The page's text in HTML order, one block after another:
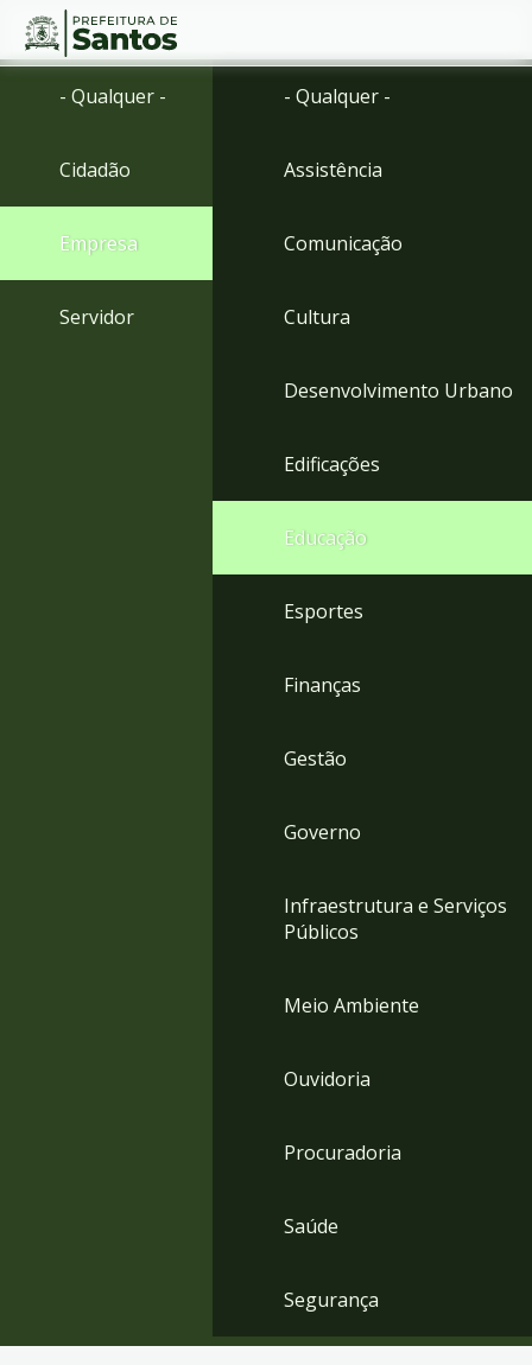
Ir
Ir
menu
Conteúdo
- Qualquer -
Cidadão
Empresa
Servidor
- Qualquer -
Assistência
Comunicação
Cultura
Desenvolvimento Urbano
Edificações
Educação
Esportes
Finanças
Gestão
Governo
Infraestrutura e Serviços
Públicos
Meio Ambiente
Ouvidoria
Procuradoria
Saúde
Segurança